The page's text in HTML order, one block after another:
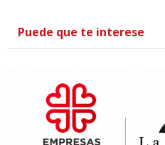
Puede que te interese